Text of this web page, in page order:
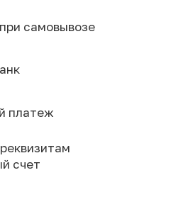
самовывозе
платеж
счет